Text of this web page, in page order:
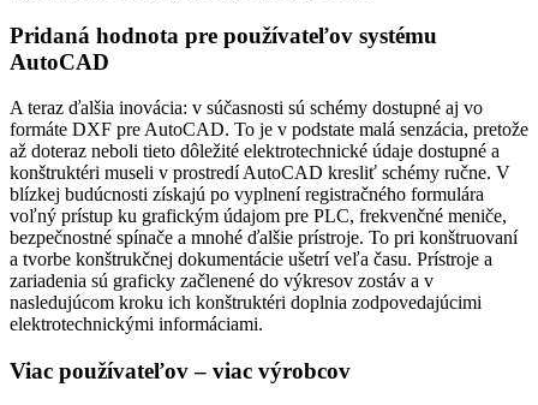
Pridaná hodnota pre používateľov systému
AutoCAD
A teraz ďalšia inovácia: v súčasnosti sú schémy dostupné aj vo
formáte DXF pre AutoCAD. To je v podstate malá senzácia, pretože
až doteraz neboli tieto dôležité elektrotechnické údaje dostupné a
konštruktéri museli v prostredí AutoCAD kresliť schémy ručne. V
blízkej budúcnosti získajú po vyplnení registračného formulára
voľný prístup ku grafickým údajom pre PLC, frekvenčné meniče,
bezpečnostné spínače a mnohé ďalšie prístroje. To pri konštruovaní
a tvorbe konštrukčnej dokumentácie ušetrí veľa času. Prístroje a
zariadenia sú graficky začlenené do výkresov zostáv a v
nasledujúcom kroku ich konštruktéri doplnia zodpovedajúcimi
elektrotechnickými informáciami.
Viac používateľov – viac výrobcov